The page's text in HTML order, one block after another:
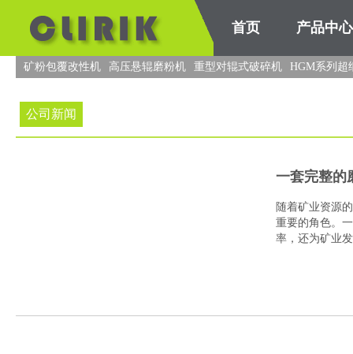
首页 产品中心
矿粉包覆改性机 高压悬辊磨粉机 重型对辊式破碎机 HGM系列超
公司新闻
一套完整的
随着矿业资源
重要的角色。
率，还为矿业